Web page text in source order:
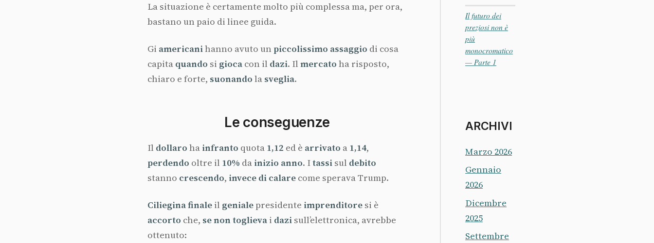
La situazione è certamente molto più complessa ma, per ora,
bastano un paio di linee guida.
Gi americanihanno avuto unpiccolissimo assaggio di cosa
capita quando si gioca con il dazi. Ilmercato ha risposto,
chiaro e forte, suonandola sveglia.
Le conseguenze
Il dollaro ha infranto quota 1,12 ed è arrivato a 1,14,
perdendo oltre il 10% da inizio anno. Itassi sul debito
stanno crescendo, invece di calare come sperava Trump.
Cilieginafinale il geniale presidente imprenditore si è
accorto che, senontoglieva i dazi sull’elettronica, avrebbe
ottenuto:
Il futuro dei
preziosi non è
più
monocromatico
— Parte 1
ARCHIVI
Marzo 2026
Gennaio
2026
Dicembre
2025
Settembre